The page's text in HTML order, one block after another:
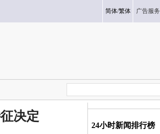
简体/繁体 广告服务
决定
24小时新闻排行榜